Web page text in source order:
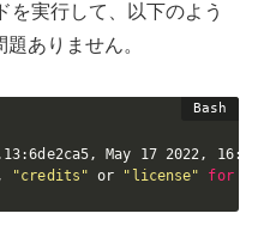
を実行して、以下のよう
ありません。
May 17 2022,
"credits" or "license" for